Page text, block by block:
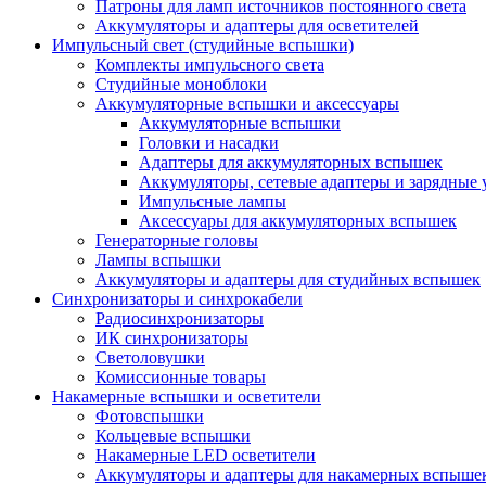
Патроны для ламп источников постоянного света
Аккумуляторы и адаптеры для осветителей
Импульсный свет (студийные вспышки)
Комплекты импульсного света
Студийные моноблоки
Аккумуляторные вспышки и аксессуары
Аккумуляторные вспышки
Головки и насадки
Адаптеры для аккумуляторных вспышек
Аккумуляторы, сетевые адаптеры и зарядные
Импульсные лампы
Аксессуары для аккумуляторных вспышек
Генераторные головы
Лампы вспышки
Аккумуляторы и адаптеры для студийных вспышек
Синхронизаторы и синхрокабели
Радиосинхронизаторы
ИК синхронизаторы
Светоловушки
Комиссионные товары
Накамерные вспышки и осветители
Фотовспышки
Кольцевые вспышки
Накамерные LED осветители
Аккумуляторы и адаптеры для накамерных